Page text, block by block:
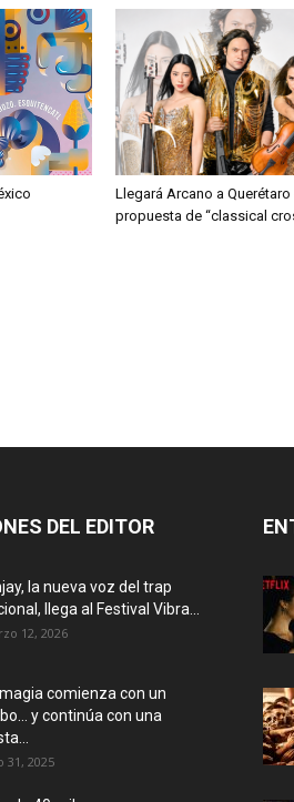
Llegará Arcano a Querétaro
propuesta de “classical
DEL EDITOR
la nueva voz del trap
llega al Festival Vibra...
12, 2026
comienza con un
y continúa con una
31, 2025